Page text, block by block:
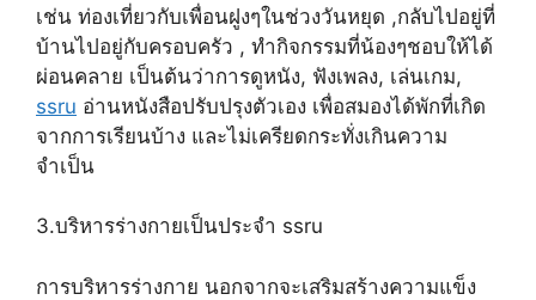
เช่น ท่องเที่ยวกับเพื่อนฝูงๆในช่วงวันหยุด ,กลับไปอยู่ที่
บ้านไปอยู่กับครอบครัว , ทำกิจกรรมที่น้องๆชอบให้ได้
ผ่อนคลาย เป็นต้นว่าการดูหนัง, ฟังเพลง, เล่นเกม,
ssru อ่านหนังสือปรับปรุงตัวเอง เพื่อสมองได้พักที่เกิด
จากการเรียนบ้าง และไม่เครียดกระทั่งเกินความ
จำเป็น
3.บริหารร่างกายเป็นประจำ ssru
การบริหารร่างกาย นอกจากจะเสริมสร้างความแข็ง